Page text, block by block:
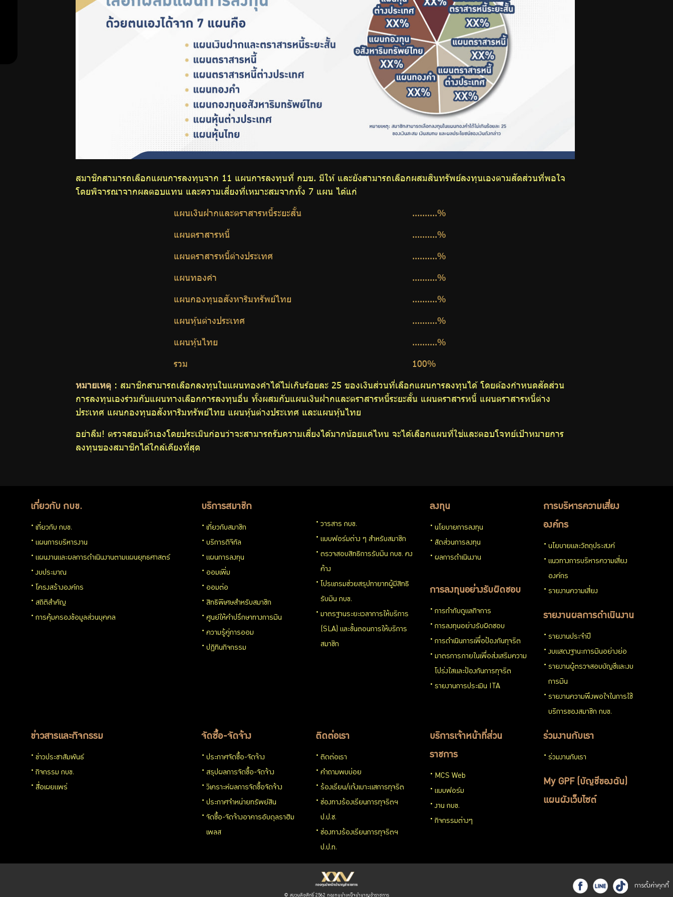
กิจกรรม
วารสาร
ฟอร์ม
ต่างๆ
คู่มือหรือ
แผนหุ้นไทย
การผสม
สมาชิกสามารถเลือกแผนการลงทุนจาก 11 แผนการลงทุนที่ กบข. มีให้ และยังสามารถเลือกผสมสินทรัพย์ลงทุนเองตามสัดส่วนที่พอใจ
โดยพิจารณาจากผลตอบแทน และความเสี่ยงที่เหมาะสมจากทั้ง 7 แผน ได้แก่
แผนเงินฝากและตราสารหนี้ระยะสั้น
แผนตราสารหนี้
แผนตราสารหนี้ต่างประเทศ
แผนทองคำ
แผนกองทุนอสังหาริมทรัพย์ไทย
แผนหุ้นต่างประเทศ
แผนหุ้นไทย
รวม
..........%
..........%
..........%
..........%
..........%
..........%
..........%
100%
หมายเหตุ: สมาชิกสามารถเลือกลงทุนในแผนทองคำได้ไม่เกินร้อยละ 25 ของเงินส่วนที่เลือกแผนการลงทุนได้ โดยต้องกำหนดสัดส่วน
การลงทุนเองร่วมกับแผนทางเลือกการลงทุนอื่น ทั้งผสมกับแผนเงินฝากและตราสารหนี้ระยะสั้น แผนตราสารหนี้ แผนตราสารหนี้ต่าง
ประเทศ แผนกองทุนอสังหาริมทรัพย์ไทย แผนหุ้นต่างประเทศ และแผนหุ้นไทย
อย่าลืม! ตรวจสอบตัวเองโดยประเมินก่อนว่าจะสามารถรับความเสี่ยงได้มากน้อยแค่ไหน จะได้เลือกแผนที่ใช่และตอบโจทย์เป้าหมายการ
ลงทุนของสมาชิกได้ใกล้เคียงที่สุด
เกี่ยวกับ กบข.
เกี่ยวกับ กบข.
แผนการบริหารงาน
แผนงานและผลการดำเนินงานตามแผนยุทธศาสตร์
งบประมาณ
โครงสร้างองค์กร
สถิติสำคัญ
การคุ้มครองข้อมูลส่วนบุคคล
บริการสมาชิก
เกี่ยวกับสมาชิก
บริการดิจิทัล
แผนการลงทุน
ออมเพิ่ม
ออมต่อ
สิทธิพิเศษสำหรับสมาชิก
ศูนย์ให้คำปรึกษาทางการเงิน
ความรู้คู่การออม
ปฏิทินกิจกรรม
วารสาร กบข.
แบบฟอร์มต่าง ๆ สำหรับสมาชิก
ตรวจสอบสิทธิการรับเงิน กบข. คง
ค้าง
โปรแกรมช่วยสรุปทายาทผู้มีสิทธิ
รับเงิน กบข.
มาตรฐานระยะเวลาการให้บริการ
(SLA) และขั้นตอนการให้บริการ
สมาชิก
ลงทุน
นโยบายการลงทุน
สัดส่วนการลงทุน
ผลการดำเนินงาน
การลงทุนอย่างรับผิดชอบ
การกำกับดูแลกิจการ
การลงทุนอย่างรับผิดชอบ
การดำเนินการเพื่อป้องกันทุจริต
มาตรการภายในเพื่อส่งเสริมความ
โปร่งใสและป้องกันการทุจริต
รายงานการประเมิน ITA
การบริหารความเสี่ยง
องค์กร
นโยบายและวัตถุประสงค์
แนวทางการบริหารความเสี่ยง
องค์กร
รายงานความเสี่ยง
รายงานผลการดำเนินงาน
รายงานประจำปี
งบแสดงฐานะการเงินอย่างย่อ
รายงานผู้ตรวจสอบบัญชีและงบ
การเงิน
รายงานความพึงพอใจในการใช้
บริการของสมาชิก กบข.
ข่าวสารและกิจกรรม
ข่าวประชาสัมพันธ์
กิจกรรม กบข.
สื่อเผยแพร่
จัดซื้อ-จัดจ้าง
ประกาศจัดซื้อ-จัดจ้าง
สรุปผลการจัดซื้อ-จัดจ้าง
วิเคราะห์ผลการจัดซื้อจัดจ้าง
ประกาศจำหน่ายทรัพย์สิน
จัดซื้อ-จัดจ้างอาคารอับดุลราฮิม
เพลส
ติดต่อเรา
ติดต่อเรา
คำถามพบบ่อย
ร้องเรียน/แจ้งเบาะแสการทุจริต
ช่องทางร้องเรียนการทุจริตฯ
ป.ป.ช.
ช่องทางร้องเรียนการทุจริตฯ
ป.ป.ท.
บริการเจ้าหน้าที่ส่วน
ราชการ
MCS Web
แบบฟอร์ม
งาน กบข.
กิจกรรมต่างๆ
ร่วมงานกับเรา
ร่วมงานกับเรา
My GPF (บัญชีของฉัน)
แผนผังเว็บไซต์
การตั้งค่าคุกกี้
© สงวนลิขสิทธิ์ 2562 กองทุนบำเหน็จบำนาญข้าราชการ